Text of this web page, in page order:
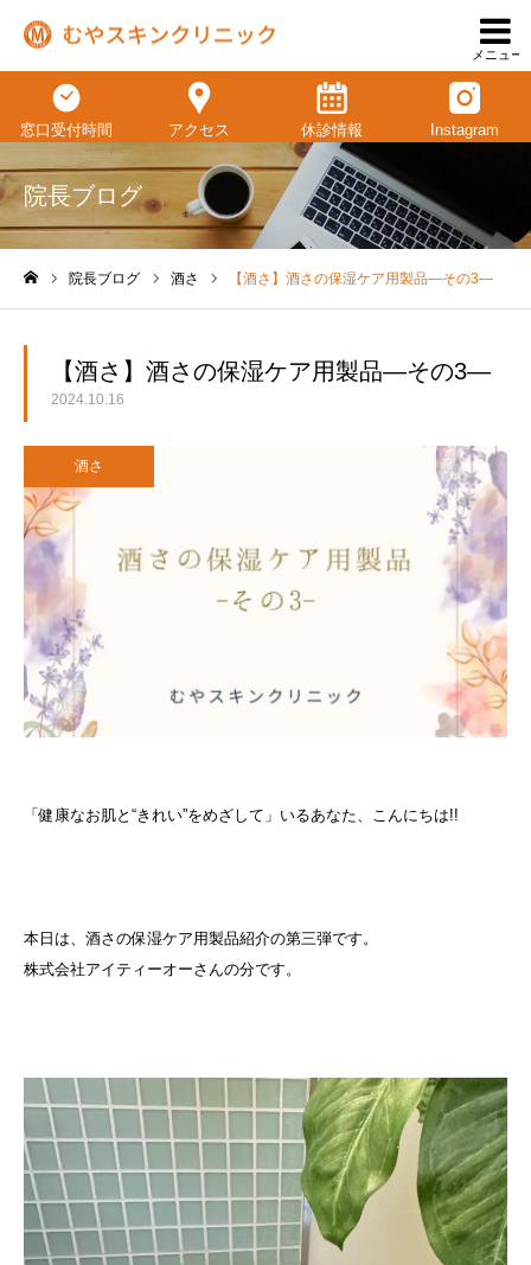
メニュー
窓口受付時間 アクセス 休診情報 Instagram
院長ブログ
院長ブログ 酒さ 【酒さ】酒さの保湿ケア用製品—その3—
【酒さ】酒さの保湿ケア用製品—その3—
2024.10.16
酒さ
「健康なお肌と“きれい”をめざして」いるあなた、こんにちは!!
本日は、酒さの保湿ケア用製品紹介の第三弾です。
株式会社アイティーオーさんの分です。